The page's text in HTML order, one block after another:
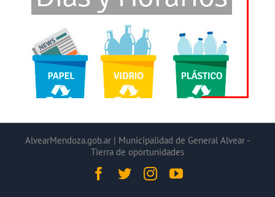
AlvearMendoza.gob.ar | Municipalidad de General Alvear -
Tierra de oportunidades
Facebook
TwitterInstagramYouTube